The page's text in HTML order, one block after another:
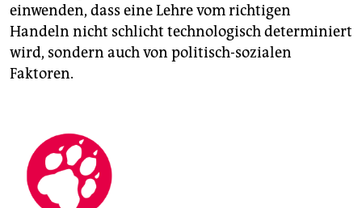
einwenden, dass eine Lehre vom richtigen
Handeln nicht schlicht technologisch determiniert
wird, sondern auch von politisch-sozialen
Faktoren.